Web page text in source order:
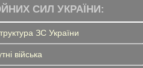
СИЛ УКРАЇНИ:
ЗС України
війська